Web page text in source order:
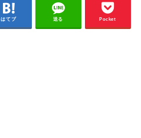
はてブ 送る Pocket